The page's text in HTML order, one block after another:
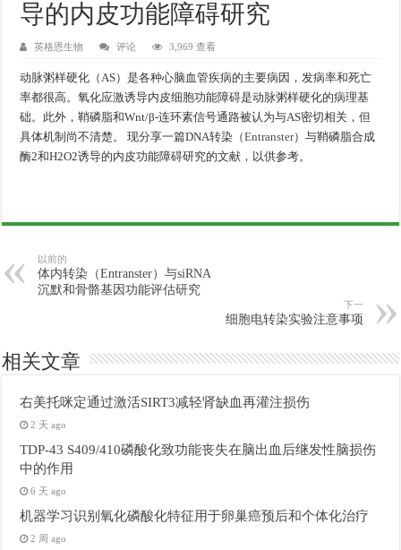
导的内皮功能障碍研究
英格恩生物 评论 3,969 查看
动脉粥样硬化（AS）是各种心脑血管疾病的主要病因，发病率和死亡
率都很高。氧化应激诱导内皮细胞功能障碍是动脉粥样硬化的病理基
础。此外，鞘磷脂和Wnt/β-连环素信号通路被认为与AS密切相关，但
具体机制尚不清楚。 现分享一篇DNA转染（Entranster）与鞘磷脂合成
酶2和H2O2诱导的内皮功能障碍研究的文献，以供参考。
以前的
体内转染（Entranster）与siRNA
沉默和骨骼基因功能评估研究
下一
细胞电转染实验注意事项
相关文章
右美托咪定通过激活SIRT3减轻肾缺血再灌注损伤
2 天 ago
TDP-43 S409/410磷酸化致功能丧失在脑出血后继发性脑损伤
中的作用
6 天 ago
机器学习识别氧化磷酸化特征用于卵巢癌预后和个体化治疗
2 周 ago